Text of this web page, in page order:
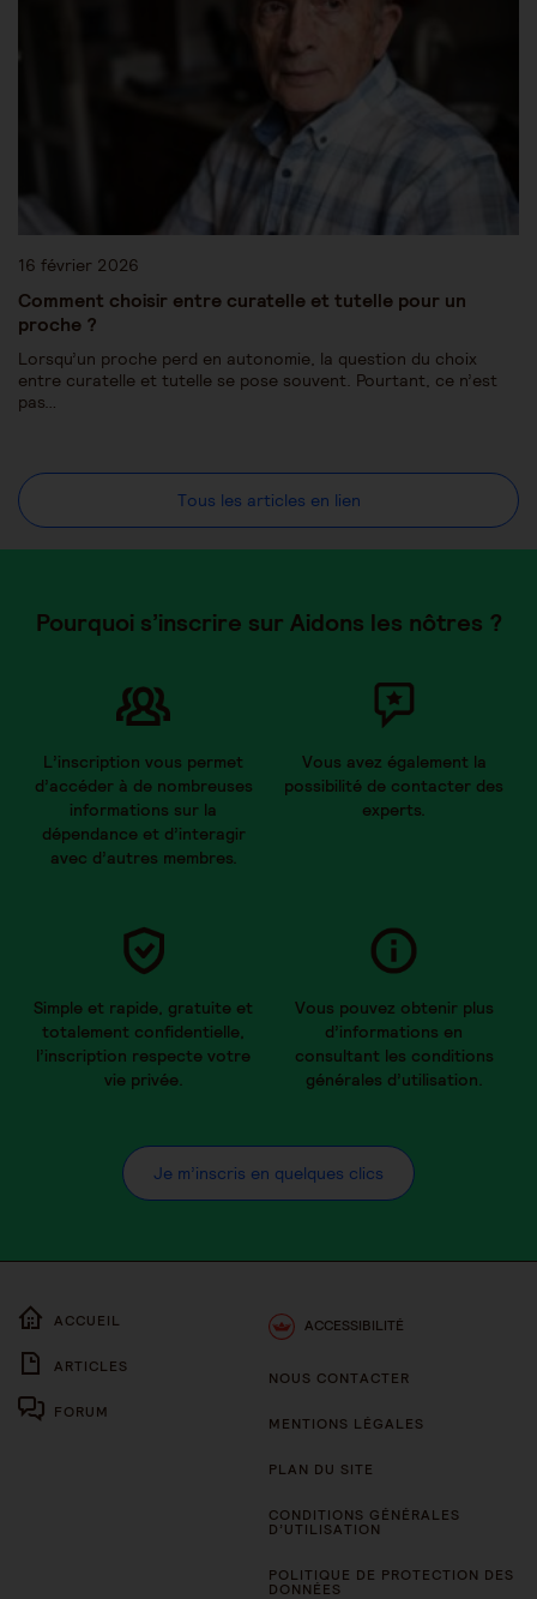
16 février 2026
Comment choisir entre curatelle et tutelle pour un
proche ?
Lorsqu’un proche perd en autonomie, la question du choix
entre curatelle et tutelle se pose souvent. Pourtant, ce n’est
pas…
Tous les articles en lien
Pourquoi s’inscrire sur Aidons les nôtres ?
L’inscription vous permet
d’accéder à de nombreuses
informations sur la
dépendance et d’interagir
avec d’autres membres.
Vous avez également la
possibilité de contacter des
experts.
Simple et rapide, gratuite et
totalement confidentielle,
l’inscription respecte votre
vie privée.
Vous pouvez obtenir plus
d’informations en
consultant les conditions
générales d’utilisation.
Je m’inscris en quelques clics
ACCUEIL
ARTICLES
FORUM
ACCESSIBILITÉ
NOUS CONTACTER
MENTIONS LÉGALES
PLAN DU SITE
CONDITIONS GÉNÉRALES
D’UTILISATION
POLITIQUE DE PROTECTION DES
DONNÉES